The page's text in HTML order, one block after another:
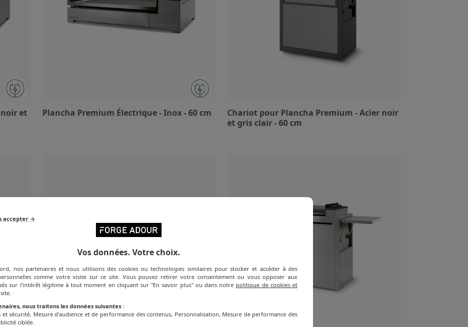
et
Plancha Premium Électrique - Inox - 60 cm
Chariot pour Plancha Premium - Acier noir
et gris clair - 60 cm
accepter →
Vos données. Votre choix.
nos partenaires et nous utilisons des cookies ou technologies similaires pour stocker et accéder à des
comme votre visite sur ce site. Vous pouvez retirer votre consentement ou vous opposer aux
sur l'intérêt légitime à tout moment en cliquant sur "En savoir plus" ou dans notre politique de cookies et
nous traitons les données suivantes :
et sécurité, Mesure d'audience et de performance des contenus, Personnalisation, Mesure de performance des
ciblée.